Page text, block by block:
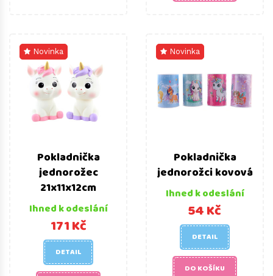
Novinka
Pokladnička
jednorožec
21x11x12cm
Ihned k odeslání
171 Kč
DETAIL
Novinka
Pokladnička
jednorožci kovová
Ihned k odeslání
54 Kč
DETAIL
DO KOŠÍKU